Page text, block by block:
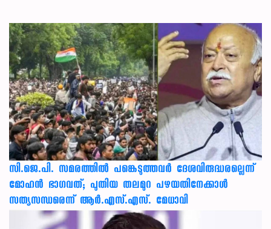
സി.ജെ.പി. സമരത്തിൽ പങ്കെടുത്തവർ ദേശവിരുദ്ധരല്ലെന്ന്
മോഹൻ ഭാഗവത്; പുതിയ തലമുറ പഴയതിനേക്കാൾ
സത്യസന്ധരെന്ന് ആർ.എസ്.എസ്. മേധാവി